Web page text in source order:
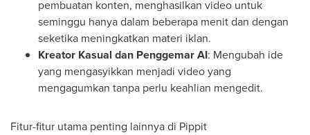
pembuatan konten, menghasilkan video untuk
seminggu hanya dalam beberapa menit dan dengan
seketika meningkatkan materi iklan.
Kreator Kasual dan Penggemar AI: Mengubah ide
yang mengasyikkan menjadi video yang
mengagumkan tanpa perlu keahlian mengedit.
Fitur-fitur utama penting lainnya di Pippit